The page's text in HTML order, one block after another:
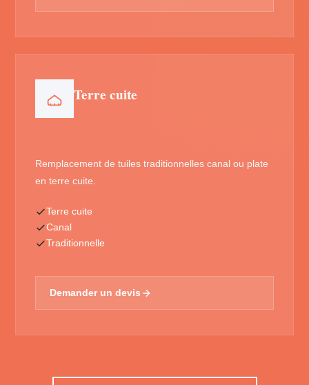
Terre cuite
Remplacement de tuiles traditionnelles canal ou plate
en terre cuite.
Terre cuite
Canal
Traditionnelle
Demander un devis